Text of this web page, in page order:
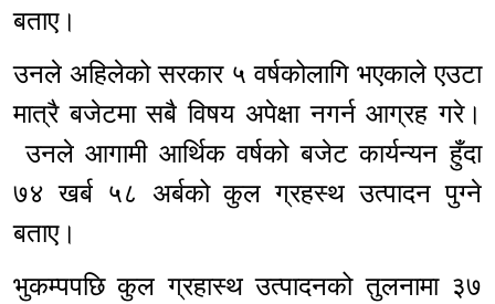
बताए।
उनले अहिलेको सरकार ५ वर्षकोलागि भएकाले एउटा
मात्रै बजेटमा सबै विषय अपेक्षा नगर्न आग्रह गरे।
उनले आगामी आर्थिक वर्षको बजेट कार्यन्यन हुँदा
७४ खर्ब ५८ अर्बको कुल ग्रहस्थ उत्पादन पुग्ने
बताए।
भुकम्पपछि कुल ग्रहास्थ उत्पादनको तुलनामा ३७